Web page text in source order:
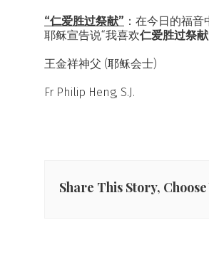
“仁爱胜过祭献” ：在今日的福音
耶稣宣告说“我喜欢仁爱胜过祭献
王金祥神父 (耶稣会士)
Fr Philip Heng, S.J.
Share This Story,